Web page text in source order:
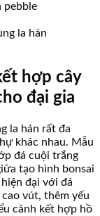
la hán
hợp cây
đại gia
la hán rất đa
khác nhau. Mẫu
đá cuội trắng
tạo hình bonsai
đại với đá
vút, thêm yếu
cảnh kết hợp hồ